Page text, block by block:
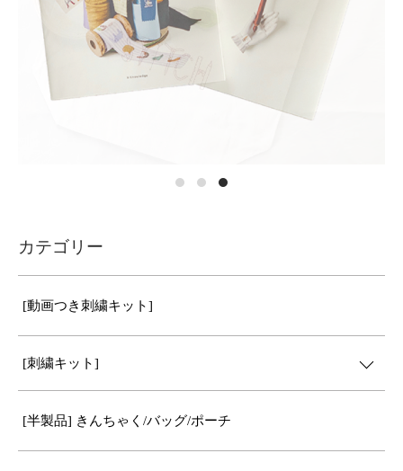
カテゴリー
[動画つき刺繍キット]
[刺繍キット]
[半製品] きんちゃく/バッグ/ポーチ